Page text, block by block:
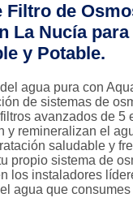
Filtro de
La Nucía
y Potable.
agua pura con
de sistemas de
avanzados de 5
y remineralizan el
saludable y
propio sistema de
los instaladores
agua que